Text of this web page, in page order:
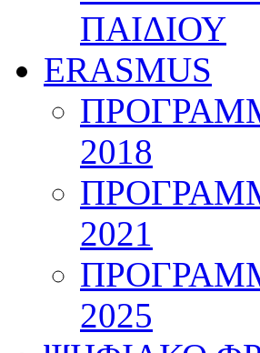
ΠΑΙΔΙΟΥ
ERASMUS
2018
2021
2025